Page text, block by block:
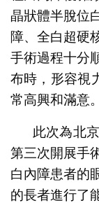
晶狀體半脫位
障、全白超硬
手術過程十分
布時，形容視
常高興和滿意。
此次為北
第三次開展手
白內障患者的
的長者進行了